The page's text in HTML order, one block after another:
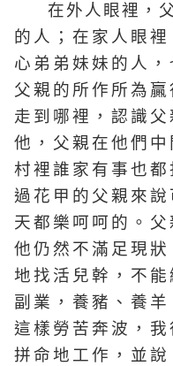
在外人眼裡，
的人；在家人眼
心弟弟妹妹的人
父親的所作所為
走到哪裡，認識
他，父親在他們
村裡誰家有事也
過花甲的父親來
天都樂呵呵的。
他仍然不滿足現
地找活兒幹，不
副業，養豬、養
這樣勞苦奔波，
拼命地工作，並